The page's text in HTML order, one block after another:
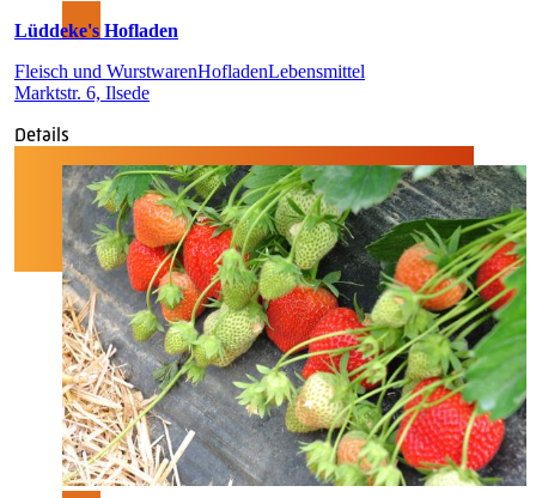
Lüddeke's Hofladen
Fleisch und WurstwarenHofladenLebensmittel
Marktstr. 6, Ilsede
Details